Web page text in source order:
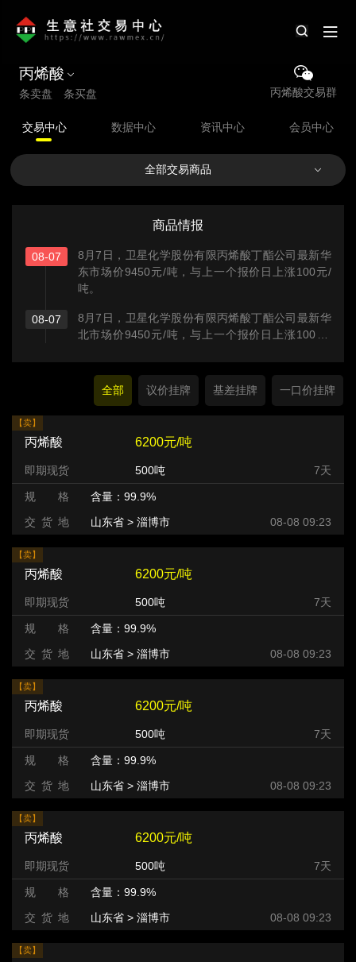
丙烯酸
条卖盘 条买盘 丙烯酸交易群
交易中心 数据中心 资讯中心 会员中心
全部交易商品
商品情报
08-07
8月7日，卫星化学股份有限丙烯酸丁酯公司最新华
东市场价9450元/吨，与上一个报价日上涨100元/
吨。
08-07
8月7日，卫星化学股份有限丙烯酸丁酯公司最新华
北市场价9450元/吨，与上一个报价日上涨100元/
全部 议价挂牌 基差挂牌 一口价挂牌
【卖】
丙烯酸 6200元/吨
即期现货 500吨 7天
规 格
含量：99.9%
交 货 地
山东省 > 淄博市 08-08 09:23
【卖】
丙烯酸 6200元/吨
即期现货 500吨 7天
规 格
含量：99.9%
交 货 地
山东省 > 淄博市 08-08 09:23
【卖】
丙烯酸 6200元/吨
即期现货 500吨 7天
规 格
含量：99.9%
交 货 地
山东省 > 淄博市 08-08 09:23
【卖】
丙烯酸 6200元/吨
即期现货 500吨 7天
规 格
含量：99.9%
交 货 地
山东省 > 淄博市 08-08 09:23
【卖】